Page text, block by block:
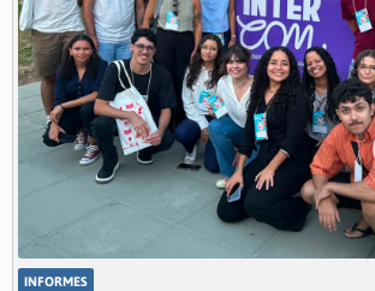
INFORMES